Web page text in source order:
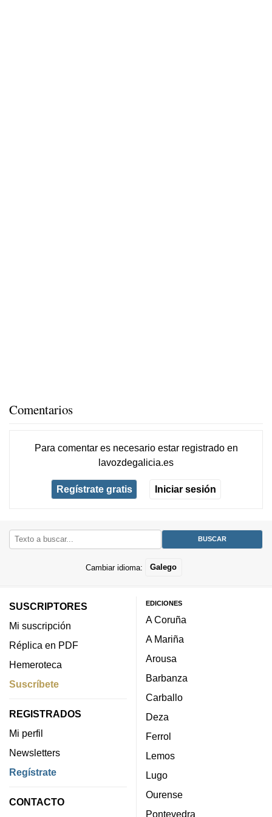
Comentarios
Para comentar es necesario estar registradoen
lavozdegalicia.es
Regístrate gratis Iniciar sesión
Cambiar idioma: Galego
SUSCRIPTORES
Mi suscripción
Réplica en PDF
Hemeroteca
Suscríbete
REGISTRADOS
Mi perfil
Newsletters
Regístrate
CONTACTO
EDICIONES
A Coruña
A Mariña
Arousa
Barbanza
Carballo
Deza
Ferrol
Lemos
Lugo
Ourense
Pontevedra